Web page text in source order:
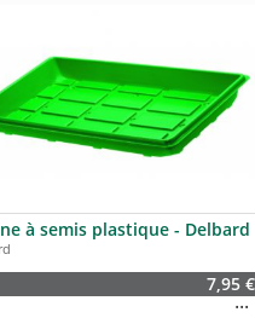
à semis plastique - Delbard
7,95 €